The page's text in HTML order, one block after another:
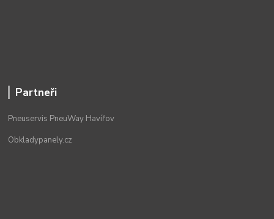
Partneři
Pneuservis PneuWay Havířov
Obkladypanely.cz